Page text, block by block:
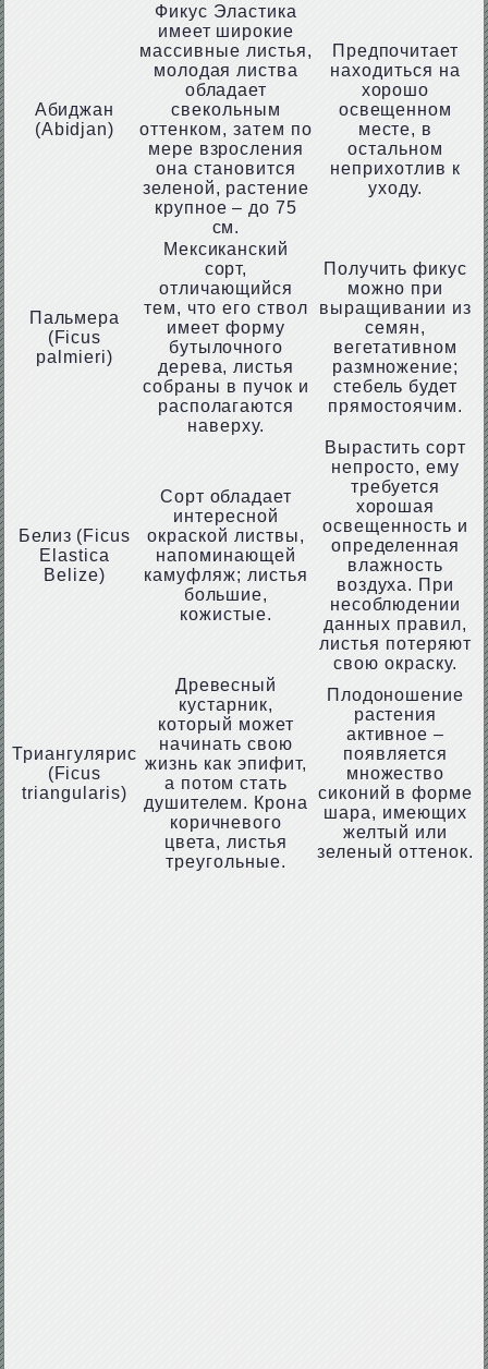
Абиджан
(Abidjan)
Фикус Эластика
имеет широкие
массивные листья,
молодая листва
обладает
свекольным
оттенком, затем по
мере взросления
она становится
зеленой, растение
крупное – до 75
см.
Предпочитает
находиться на
хорошо
освещенном
месте, в
остальном
неприхотлив к
уходу.
Пальмера
(Ficus
palmieri)
Мексиканский
сорт,
отличающийся
тем, что его ствол
имеет форму
бутылочного
дерева, листья
собраны в пучок и
располагаются
наверху.
Получить фикус
можно при
выращивании из
семян,
вегетативном
размножение;
стебель будет
прямостоячим.
Белиз (Ficus
Elastica
Belize)
Сорт обладает
интересной
окраской листвы,
напоминающей
камуфляж; листья
большие,
кожистые.
Вырастить сорт
непросто, ему
требуется
хорошая
освещенность и
определенная
влажность
воздуха. При
несоблюдении
данных правил,
листья потеряют
свою окраску.
Триангулярис
(Ficus
triangularis)
Древесный
кустарник,
который может
начинать свою
жизнь как эпифит,
а потом стать
душителем. Крона
коричневого
цвета, листья
треугольные.
Плодоношение
растения
активное –
появляется
множество
сиконий в форме
шара, имеющих
желтый или
зеленый оттенок.